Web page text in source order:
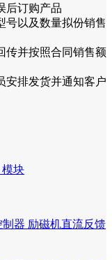
后订购产品
号以及数量拟份销售
传并按照合同销售额
安排发货并通知客户
模块
制器 励磁机直流反馈